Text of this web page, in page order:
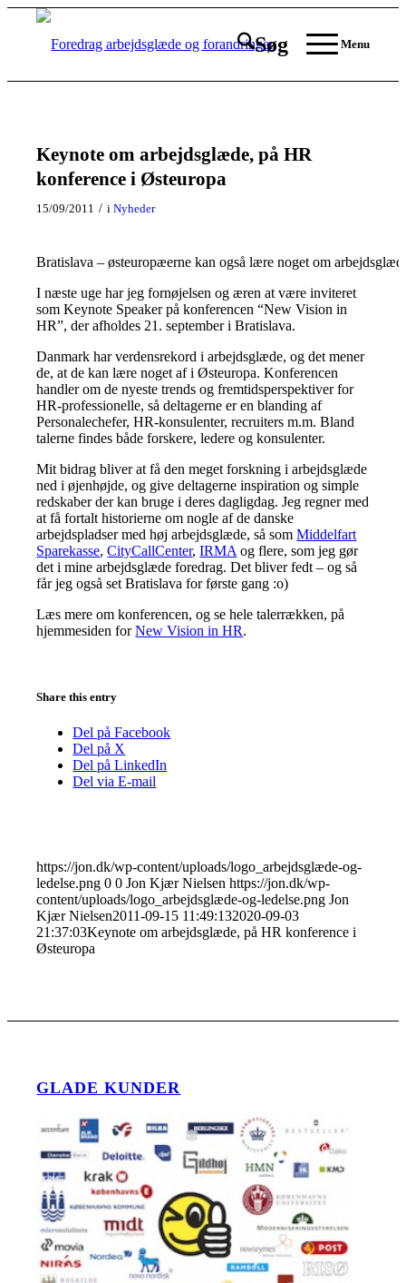
Søg Menu
Keynote om arbejdsglæde, på HR
konference i Østeuropa
15/09/2011 / iNyheder
Bratislava – østeuropæerne kan også lære noget om
I næste uge har jeg fornøjelsen og æren at være inviteret
som Keynote Speaker på konferencen “New Vision in
HR”, der afholdes 21. september i Bratislava.
Danmark har verdensrekord i arbejdsglæde, og det mener
de, at de kan lære noget af i Østeuropa. Konferencen
handler om de nyeste trends og fremtidsperspektiver for
HR-professionelle, så deltagerne er en blanding af
Personalechefer, HR-konsulenter, recruiters m.m. Bland
talerne findes både forskere, ledere og konsulenter.
Mit bidrag bliver at få den meget forskning i arbejdsglæde
ned i øjenhøjde, og give deltagerne inspiration og simple
redskaber der kan bruge i deres dagligdag. Jeg regner med
at få fortalt historierne om nogle af de danske
arbejdspladser med høj arbejdsglæde, så somMiddelfart
Sparekasse,CityCallCenter,IRMA og flere, som jeg gør
det i mine arbejdsglæde foredrag. Det bliver fedt – og så
får jeg også set Bratislava for første gang :o)
Læs mere om konferencen, og se hele talerrækken, på
hjemmesiden forNew Vision in HR.
Share this entry
Del på Facebook
Del på X
Del på LinkedIn
Del via E-mail
https://jon.dk/wp-content/uploads/logo_arbejdsglæde-og-
ledelse.png 0 0 Jon Kjær Nielsen https://jon.dk/wp-
content/uploads/logo_arbejdsglæde-og-ledelse.png Jon
Kjær Nielsen2011-09-15 11:49:132020-09-03
21:37:03Keynote om arbejdsglæde, på HR konference i
Østeuropa
GLADE KUNDER